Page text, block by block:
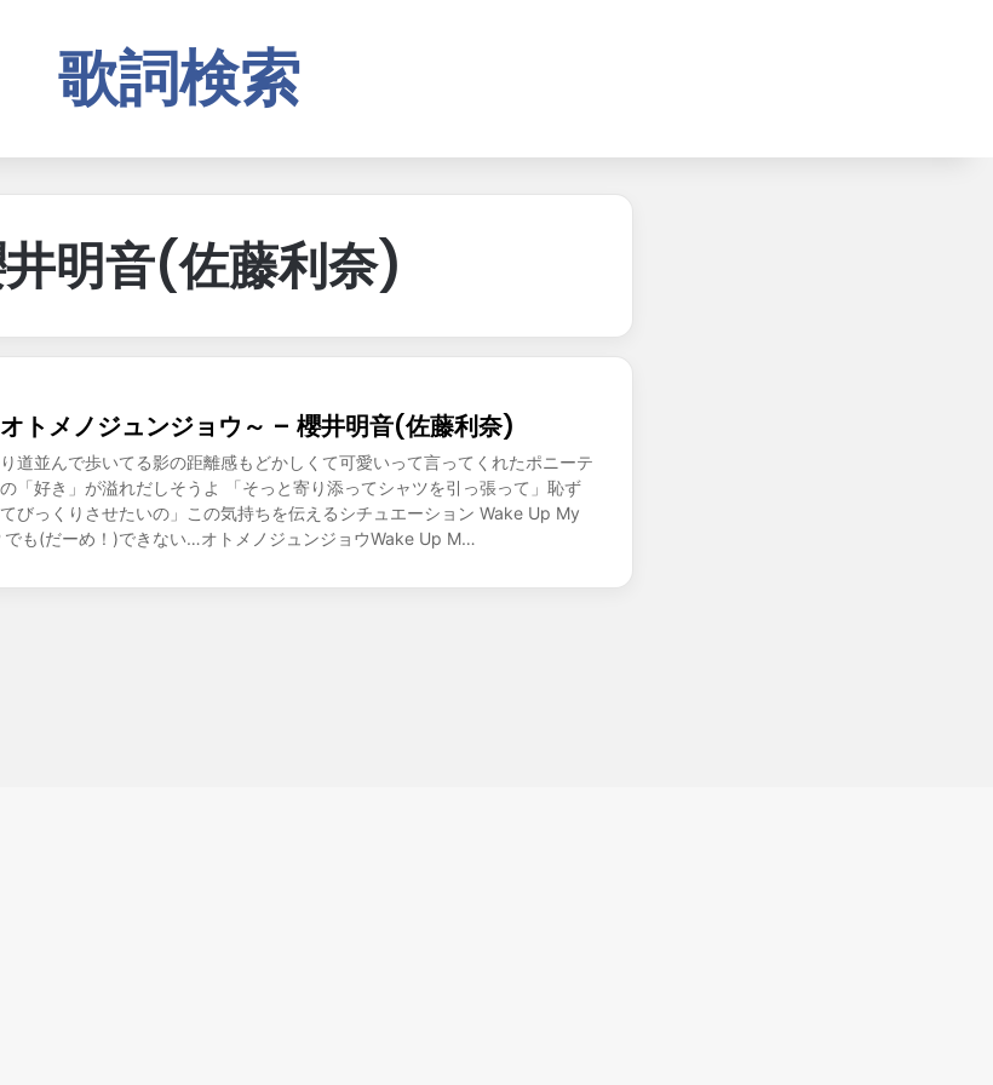
歌詞検索
明音(佐藤利奈)
トメノジュンジョウ～ – 櫻井明音(佐藤利奈)
道並んで歩いてる影の距離感もどかしくて可愛いって言ってくれたポニーテ
「好き」が溢れだしそうよ 「そっと寄り添ってシャツを引っ張って」恥ず
びっくりさせたいの」この気持ちを伝えるシチュエーション Wake Up My
も(だーめ！)できない…オトメノジュンジョウWake Up M…